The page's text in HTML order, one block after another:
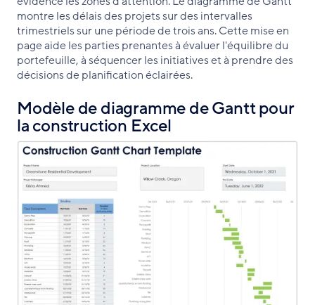
montre les délais des projets sur des intervalles
trimestriels sur une période de trois ans. Cette mise en
page aide les parties prenantes à évaluer l'équilibre du
portefeuille, à séquencer les initiatives et à prendre des
décisions de planification éclairées.
Modèle de diagramme de Gantt pour
la construction Excel